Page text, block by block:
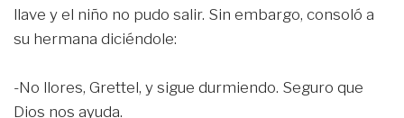
llave y el niño no pudo salir. Sin embargo, consoló a
su hermana diciéndole:
-No llores, Grettel, y sigue durmiendo. Seguro que
Dios nos ayuda.